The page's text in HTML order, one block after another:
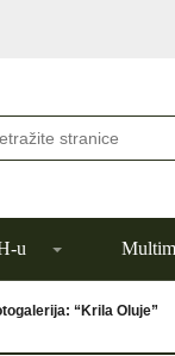
u
“Krila Oluje”